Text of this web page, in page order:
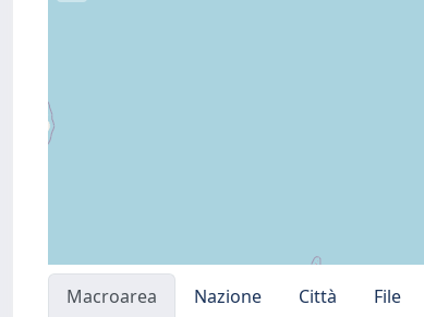
Macroarea Nazione Città File